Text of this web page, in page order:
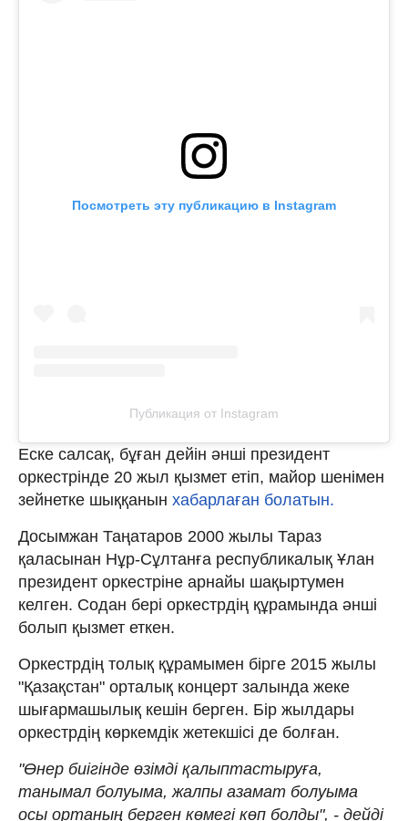
Посмотреть эту публикацию в Instagram
Публикация от Instagram
Еске салсақ, бұған дейін әнші президент
оркестрінде 20 жыл қызмет етіп, майор шенімен
зейнетке шыққанын хабарлаған болатын.
Досымжан Таңатаров 2000 жылы Тараз
қаласынан Нұр-Сұлтанға республикалық Ұлан
президент оркестріне арнайы шақыртумен
келген. Содан бері оркестрдің құрамында әнші
болып қызмет еткен.
Оркестрдің толық құрамымен бірге 2015 жылы
"Қазақстан" орталық концерт залында жеке
шығармашылық кешін берген. Бір жылдары
оркестрдің көркемдік жетекшісі де болған.
"Өнер биігінде өзімді қалыптастыруға,
танымал болуыма, жалпы азамат болуыма
осы ортаның берген көмегі көп болды", - дейді